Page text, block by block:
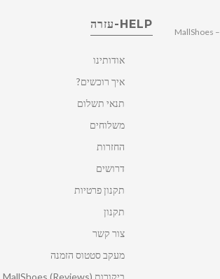
HELP-עזרה
אודותינו
איך רוכשים?
תנאי תשלום
משלוחים
החזרות
דרושים
תקנון פרטיות
תקנון
צור קשר
מעקב סטטוס הזמנה
ביקורות MallShoes (Reviews)
© 2025